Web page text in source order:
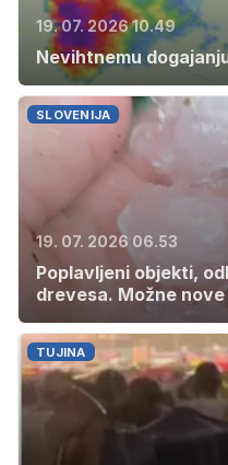
19. 07. 2026 10.49
Nevihtnemu
SLOVENIJA
19. 07. 2026 06.53
Poplavljeni objekti,
drevesa. Možne
TUJINA